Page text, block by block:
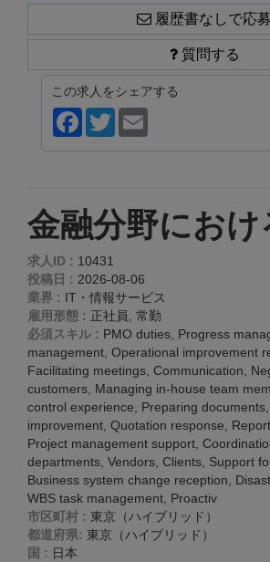
履歴書なしで応募
質問する
この求人をシェアする
Facebook
Twitter
金融分野におけ
求人ID : 10431
投稿日 : 2026-08-06
業界 : IT・情報サービス
雇用形態 : 正社員, 常勤
必須スキル : PMO duties, Progress
management, Operational improvement
Facilitating meetings, Communication,
customers, Managing in-house team
control experience, Preparing
improvement, Quotation response,
Project management support,
departments, Vendors, Clients, Support
Business system change reception,
WBS task management, Proactiv
市区町村 : 東京（ハイブリッド）
都道府県: 東京（ハイブリッド）
国 : 日本